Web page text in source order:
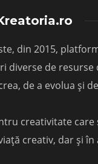
din 2015,
diverse de resurse
de a evolua și
creativitate care
creativ, dar și în